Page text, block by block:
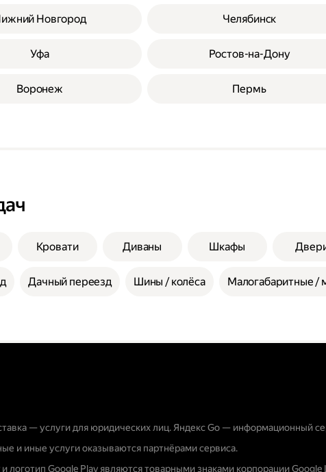
Новгород Челябинск
Уфа Ростов-на-Дону
Воронеж Пермь
Кровати Диваны Шкафы
Дачный переезд Шины / колёса Малогабаритные /
— услуги для юридических лиц. Яндекс Go — информационный
и иные услуги оказываются партнёрами сервиса.
и логотип Google Play являются товарными знаками корпорации Google